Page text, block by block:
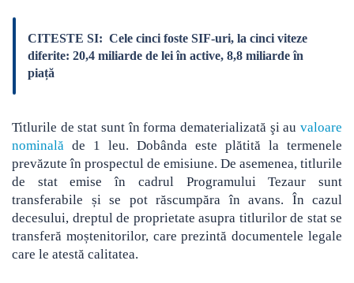
CITESTE SI: Cele cinci foste SIF-uri, la cinci viteze
diferite: 20,4 miliarde de lei în active, 8,8 miliarde în
piață
Titlurile de stat sunt în forma dematerializată şi au valoare
nominală de 1 leu. Dobânda este plătită la termenele
prevăzute în prospectul de emisiune. De asemenea, titlurile
de stat emise în cadrul Programului Tezaur sunt
transferabile și se pot răscumpăra în avans. În cazul
decesului, dreptul de proprietate asupra titlurilor de stat se
transferă moștenitorilor, care prezintă documentele legale
care le atestă calitatea.